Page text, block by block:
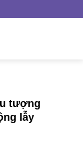
tượng
lẫy